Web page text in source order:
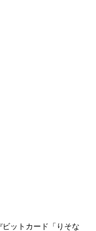
ットカード「りそな